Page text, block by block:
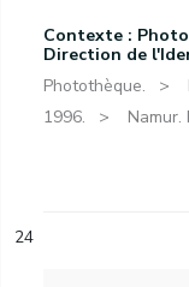
Contexte :
Direction de
Photothèque.
1996.
Namur.
24